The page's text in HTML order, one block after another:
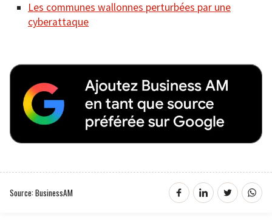
Les communes wallonnes perturbées par une
cyberattaque
Source: BusinessAM